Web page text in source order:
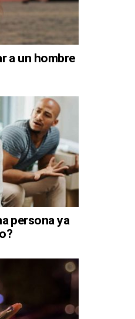
a un hombre
persona ya